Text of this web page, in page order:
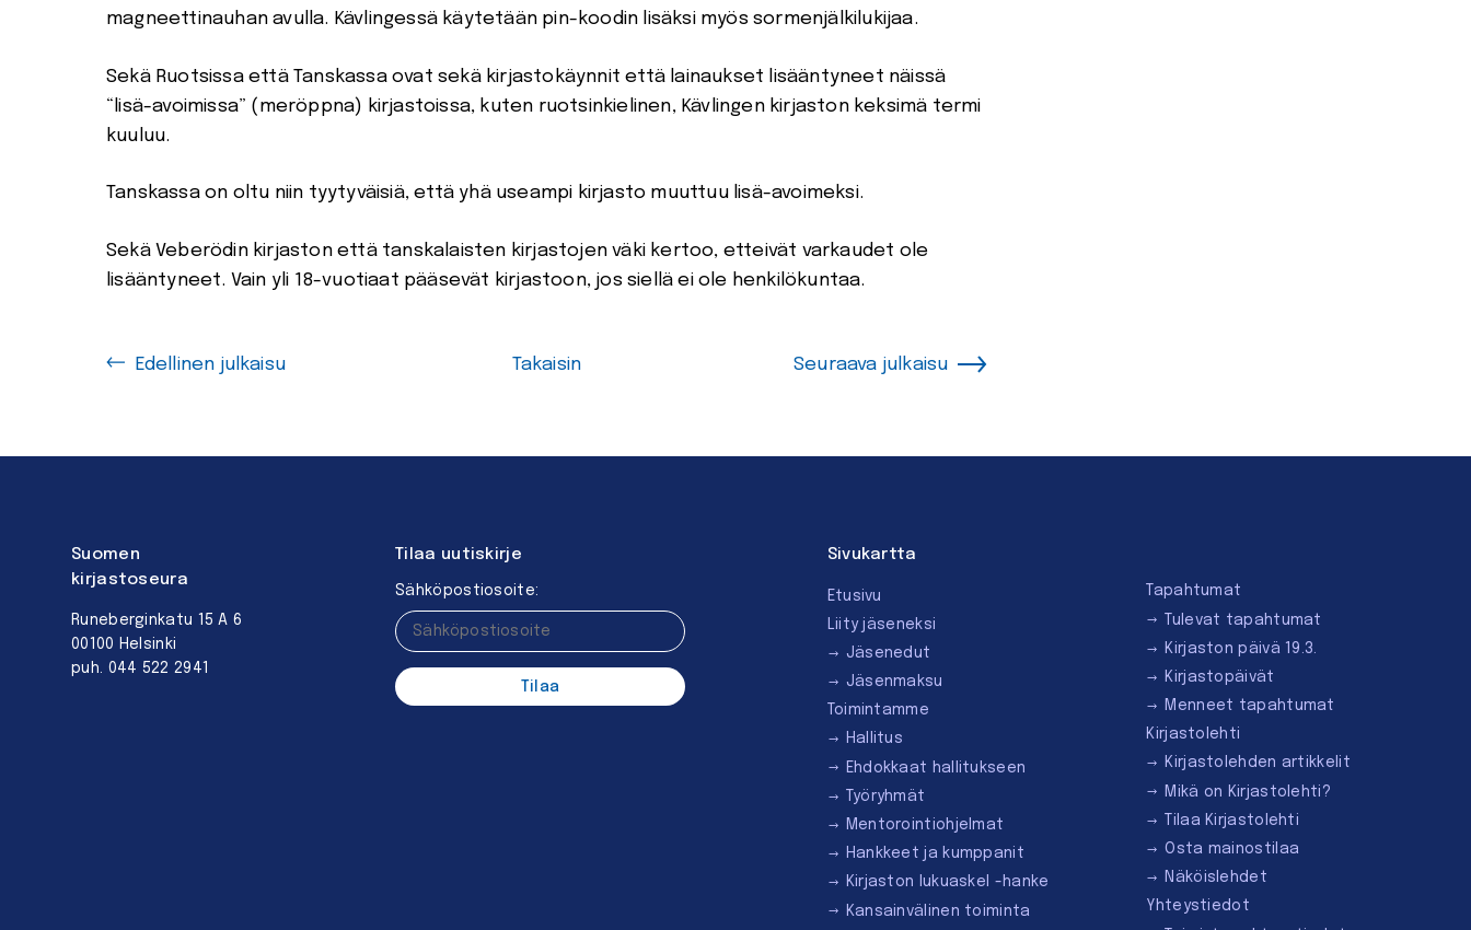
magneettinauhan avulla. Kävlingessä käytetään pin-koodin lisäksi myös sormenjälkilukijaa.
Sekä Ruotsissa että Tanskassa ovat sekä kirjastokäynnit että lainaukset lisääntyneet näissä
“lisä-avoimissa” (meröppna) kirjastoissa, kuten ruotsinkielinen, Kävlingen kirjaston keksimä termi
kuuluu.
Tanskassa on oltu niin tyytyväisiä, että yhä useampi kirjasto muuttuu lisä-avoimeksi.
Sekä Veberödin kirjaston että tanskalaisten kirjastojen väki kertoo, etteivät varkaudet ole
lisääntyneet. Vain yli 18-vuotiaat pääsevät kirjastoon, jos siellä ei ole henkilökuntaa.
Edellinen julkaisu Takaisin Seuraava julkaisu
Suomen
kirjastoseura
Runeberginkatu 15 A 6
00100 Helsinki
puh. 044 522 2941
Tilaa uutiskirje
Sähköpostiosoite:
Sivukartta
Etusivu
Liity jäseneksi
Jäsenedut
Jäsenmaksu
Toimintamme
Hallitus
Ehdokkaat hallitukseen
Työryhmät
Mentorointi­ohjelmat
Hankkeet ja kumppanit
Kirjaston lukuaskel -hanke
Kansainvälinen toiminta
Tapahtumat
Tulevat tapahtumat
Kirjaston päivä 19.3.
Kirjastopäivät
Menneet tapahtumat
Kirjastolehti
Kirjastolehden artikkelit
Mikä on Kirjastolehti?
Tilaa Kirjastolehti
Osta mainostilaa
Näköislehdet
Yhteystiedot